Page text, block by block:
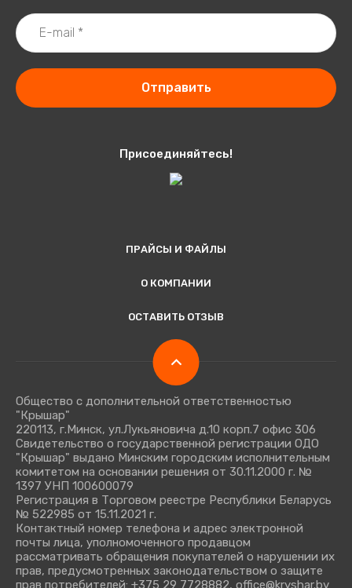
Присоединяйтесь!
Отправить
ПРАЙСЫ И ФАЙЛЫ
О КОМПАНИИ
ОСТАВИТЬ ОТЗЫВ
Общество с дополнительной ответственностью
"Крышар"
220113, г.Минск, ул.Лукьяновича д.10 корп.7 офис 306
Свидетельство о государственной регистрации ОДО
"Крышар" выдано Минским городским исполнительным
комитетом на основании решения от 30.11.2000 г. №
1397 УНП 100600079
Регистрация в Торговом реестре Республики Беларусь
№ 522985 от 15.11.2021 г.
Контактный номер телефона и адрес электронной
почты лица, уполномоченного продавцом
рассматривать обращения покупателей о нарушении их
прав, предусмотренных законодательством о защите
прав потребителей: +375 29 7728882, office@kryshar.by